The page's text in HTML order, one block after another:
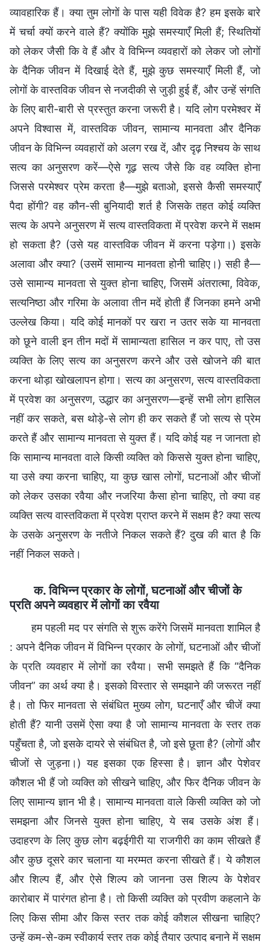
व्यावहारिक हैं। क्या तुम लोगों के पास यही विवेक है? हम इसके बारे
में चर्चा क्यों करने वाले हैं? क्योंकि मुझे समस्याएँ मिली हैं; स्थितियों
को लेकर जैसी कि वे हैं और वे विभिन्न व्यवहारों को लेकर जो लोगों
के दैनिक जीवन में दिखाई देते हैं, मुझे कुछ समस्याएँ मिली हैं, जो
लोगों के वास्तविक जीवन से नजदीकी से जुड़ी हुई हैं, और उन्हें संगति
के लिए बारी-बारी से प्रस्तुत करना जरूरी है। यदि लोग परमेश्वर में
अपने विश्वास में, वास्तविक जीवन, सामान्य मानवता और दैनिक
जीवन के विभिन्न व्यवहारों को अलग रख दें, और दृढ़ निश्चय के साथ
सत्य का अनुसरण करें—ऐसे गूढ़ सत्य जैसे कि वह व्यक्ति होना
जिससे परमेश्वर प्रेम करता है—मुझे बताओ, इससे कैसी समस्याएँ
पैदा होंगी? वह कौन-सी बुनियादी शर्त है जिसके तहत कोई व्यक्ति
सत्य के अपने अनुसरण में सत्य वास्तविकता में प्रवेश करने में सक्षम
हो सकता है? (उसे यह वास्तविक जीवन में करना पड़ेगा।) इसके
अलावा और क्या? (उसमें सामान्य मानवता होनी चाहिए।) सही है—
उसे सामान्य मानवता से युक्त होना चाहिए, जिसमें अंतरात्मा, विवेक,
सत्यनिष्ठा और गरिमा के अलावा तीन मदें होती हैं जिनका हमने अभी
उल्लेख किया। यदि कोई मानकों पर खरा न उतर सके या मानवता
को छूने वाली इन तीन मदों में सामान्यता हासिल न कर पाए, तो उस
व्यक्ति के लिए सत्य का अनुसरण करने और उसे खोजने की बात
करना थोड़ा खोखलापन होगा। सत्य का अनुसरण, सत्य वास्तविकता
में प्रवेश का अनुसरण, उद्धार का अनुसरण—इन्हें सभी लोग हासिल
नहीं कर सकते, बस थोड़े-से लोग ही कर सकते हैं जो सत्य से प्रेम
करते हैं और सामान्य मानवता से युक्त हैं। यदि कोई यह न जानता हो
कि सामान्य मानवता वाले किसी व्यक्ति को किससे युक्त होना चाहिए,
या उसे क्या करना चाहिए, या कुछ खास लोगों, घटनाओं और चीजों
को लेकर उसका रवैया और नजरिया कैसा होना चाहिए, तो क्या वह
व्यक्ति सत्य वास्तविकता में प्रवेश प्राप्त करने में सक्षम है? क्या सत्य
के उसके अनुसरण के नतीजे निकल सकते हैं? दुख की बात है कि
नहीं निकल सकते।
क. विभिन्न प्रकार के लोगों, घटनाओं और चीजों के
प्रति अपने व्यवहार में लोगों का रवैया
हम पहली मद पर संगति से शुरू करेंगे जिसमें मानवता शामिल है
: अपने दैनिक जीवन में विभिन्न प्रकार के लोगों, घटनाओं और चीजों
के प्रति व्यवहार में लोगों का रवैया। सभी समझते हैं कि “दैनिक
जीवन” का अर्थ क्या है। इसको विस्तार से समझाने की जरूरत नहीं
है। तो फिर मानवता से संबंधित मुख्य लोग, घटनाएँ और चीजें क्या
होती हैं? यानी उसमें ऐसा क्या है जो सामान्य मानवता के स्तर तक
पहुँचता है, जो इसके दायरे से संबंधित है, जो इसे छूता है? (लोगों और
चीजों से जुड़ना।) यह इसका एक हिस्सा है। ज्ञान और पेशेवर
कौशल भी हैं जो व्यक्ति को सीखने चाहिए, और फिर दैनिक जीवन के
लिए सामान्य ज्ञान भी है। सामान्य मानवता वाले किसी व्यक्ति को जो
समझना और जिनसे युक्त होना चाहिए, ये सब उसके अंश हैं।
उदाहरण के लिए कुछ लोग बढ़ईगीरी या राजगीरी का काम सीखते हैं
और कुछ दूसरे कार चलाना या मरम्मत करना सीखते हैं। ये कौशल
और शिल्प हैं, और ऐसे शिल्प को जानना उस शिल्प के पेशेवर
कारोबार में पारंगत होना है। तो किसी व्यक्ति को प्रवीण कहलाने के
लिए किस सीमा और किस स्तर तक कोई कौशल सीखना चाहिए?
उन्हें कम-से-कम स्वीकार्य स्तर तक कोई तैयार उत्पाद बनाने में सक्षम